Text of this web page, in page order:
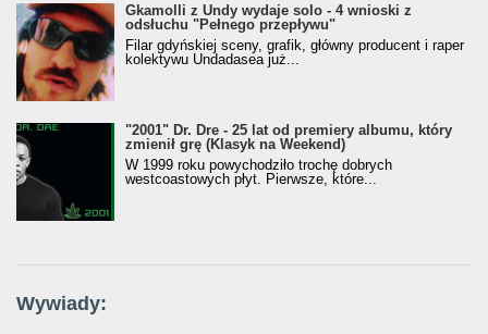
Gkamolli z Undy wydaje solo - 4 wnioski z
odsłuchu "Pełnego przepływu"
Filar gdyńskiej sceny, grafik, główny producent i raper
kolektywu Undadasea już...
"2001" Dr. Dre - 25 lat od premiery albumu, który
zmienił grę (Klasyk na Weekend)
W 1999 roku powychodziło trochę dobrych
westcoastowych płyt. Pierwsze, które...
Wywiady: